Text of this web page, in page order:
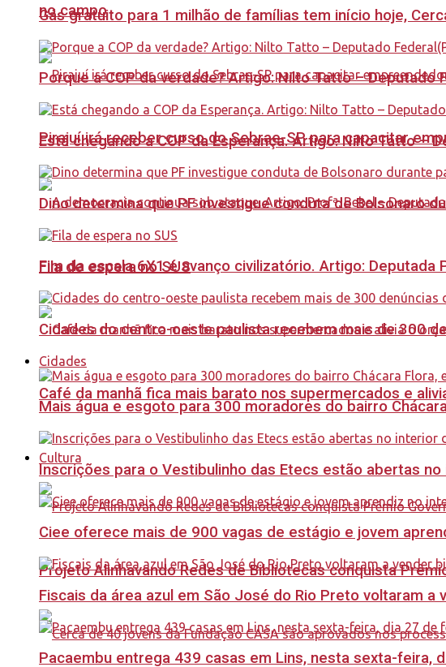
no campo
Pirajuí irá receber curso do Sebrae-SP para capacitar
Fim da escala 6X1 é avanço civilizatório. Artigo: Deputada
Café da manhã fica mais barato nos supermercados e
Cultura
Projeto Alinhavando Redes de Bibliotecas conquista
Gás gratuito para 1 milhão de famílias tem início hoje,
Porque a COP da verdade? Artigo: Nilto Tatto – Deputado
Está chegando a COP da Esperança. Artigo: Nilto Tatto –
Dino determina que PF investigue conduta de Bolsonaro
Fila de espera no SUS
Cidades do centro-oeste paulista recebem mais de 300
Cidades
Mais água e esgoto para 300 moradores do bairro
Inscrições para o Vestibulinho das Etecs estão abertas no
Ciee oferece mais de 900 vagas de estágio e jovem
Fiscais da área azul em São José do Rio Preto voltaram
Pacaembu entrega 439 casas em Lins, nesta sexta-feira,